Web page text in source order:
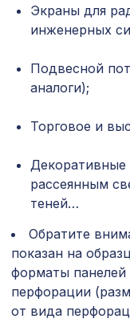
рустик
отделки
45,
Воск
блистере
Консоль
Экраны для
инженерных
Подвесной
аналоги);
Торговое и
Декоративные
рассеянным
теней…
Обратите
показан на
форматы
перфорации
от вида